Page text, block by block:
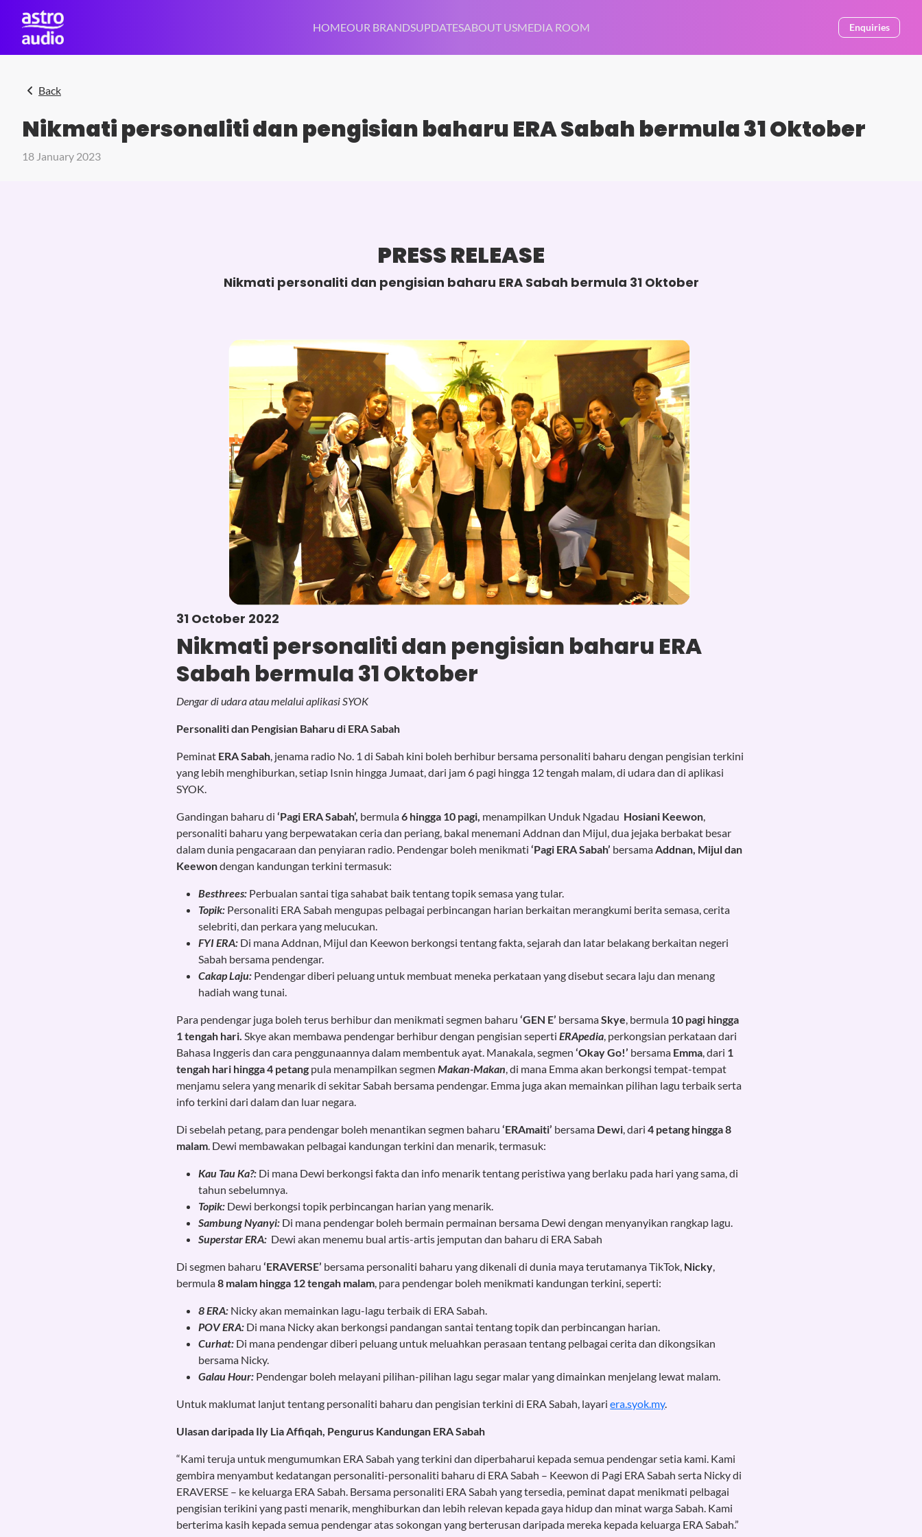
Skip to main content
HOMEOUR BRANDSUPDATESABOUT USMEDIA ROOM Enquiries
Back
Nikmati personaliti dan pengisian baharu ERA Sabah bermula 31 Oktober
18 January 2023
PRESS RELEASE
Nikmati personaliti dan pengisian baharu ERA Sabah bermula 31 Oktober
31 October 2022
Nikmati personaliti dan pengisian baharu ERA
Sabah bermula 31 Oktober
Dengar di udara atau melalui aplikasi SYOK
Personaliti dan Pengisian Baharu di ERA Sabah
Peminat ERA Sabah, jenama radio No. 1 di Sabah kini boleh berhibur bersama personaliti baharu dengan pengisian terkini
yang lebih menghiburkan, setiap Isnin hingga Jumaat, dari jam 6 pagi hingga 12 tengah malam, di udara dan di aplikasi
SYOK.
Gandingan baharu di‘Pagi ERA Sabah’, bermula6 hingga 10 pagi, menampilkan Unduk Ngadau Hosiani Keewon,
personaliti baharu yang berpewatakan ceria dan periang, bakal menemani Addnan dan Mijul, dua jejaka berbakat besar
dalam dunia pengacaraan dan penyiaran radio. Pendengar boleh menikmati‘Pagi ERA Sabah’ bersamaAddnan, Mijul dan
Keewondengan kandungan terkini termasuk:
Besthrees: Perbualan santai tiga sahabat baik tentang topik semasa yang tular.
Topik: Personaliti ERA Sabah mengupas pelbagai perbincangan harian berkaitan merangkumi berita semasa, cerita
selebriti, dan perkara yang melucukan.
FYI ERA: Di mana Addnan, Mijul dan Keewon berkongsi tentang fakta, sejarah dan latar belakang berkaitan negeri
Sabah bersama pendengar.
Cakap Laju: Pendengar diberi peluang untuk membuat meneka perkataan yang disebut secara laju dan menang
hadiah wang tunai.
Para pendengar juga boleh terus berhibur dan menikmati segmen baharu‘GEN E’ bersamaSkye, bermula 10 pagi hingga
1 tengah hari. Skye akan membawa pendengar berhibur dengan pengisian sepertiERApedia, perkongsian perkataan dari
Bahasa Inggeris dan cara penggunaannya dalam membentuk ayat. Manakala, segmen‘Okay Go!’ bersama Emma, dari 1
tengah hari hingga 4 petang pula menampilkan segmenMakan-Makan, di mana Emma akan berkongsi tempat-tempat
menjamu selera yang menarik di sekitar Sabah bersama pendengar. Emma juga akan memainkan pilihan lagu terbaik serta
info terkini dari dalam dan luar negara.
Di sebelah petang, para pendengar boleh menantikan segmen baharu‘ERAmaiti’ bersama Dewi, dari4 petang hingga 8
malam. Dewi membawakan pelbagai kandungan terkini dan menarik, termasuk:
Kau Tau Ka?: Di mana Dewi berkongsi fakta dan info menarik tentang peristiwa yang berlaku pada hari yang sama, di
tahun sebelumnya.
Topik: Dewi berkongsi topik perbincangan harian yang menarik.
Sambung Nyanyi: Di mana pendengar boleh bermain permainan bersama Dewi dengan menyanyikan rangkap lagu.
Superstar ERA: Dewi akan menemu bual artis-artis jemputan dan baharu di ERA Sabah
Di segmen baharu‘ERAVERSE’ bersama personaliti baharu yang dikenali di dunia maya terutamanya TikTok, Nicky,
bermula8 malam hingga 12 tengah malam, para pendengar boleh menikmati kandungan terkini, seperti:
8 ERA: Nicky akan memainkan lagu-lagu terbaik di ERA Sabah.
POV ERA: Di mana Nicky akan berkongsi pandangan santai tentang topik dan perbincangan harian.
Curhat: Di mana pendengar diberi peluang untuk meluahkan perasaan tentang pelbagai cerita dan dikongsikan
bersama Nicky.
Galau Hour: Pendengar boleh melayani pilihan-pilihan lagu segar malar yang dimainkan menjelang lewat malam.
Untuk maklumat lanjut tentang personaliti baharu dan pengisian terkini di ERA Sabah, layariera.syok.my.
Ulasan daripada Ily Lia Affiqah, Pengurus Kandungan ERA Sabah
“Kami teruja untuk mengumumkan ERA Sabah yang terkini dan diperbaharui kepada semua pendengar setia kami. Kami
gembira menyambut kedatangan personaliti-personaliti baharu di ERA Sabah – Keewon di Pagi ERA Sabah serta Nicky di
ERAVERSE – ke keluarga ERA Sabah. Bersama personaliti ERA Sabah yang tersedia, peminat dapat menikmati pelbagai
pengisian terikini yang pasti menarik, menghiburkan dan lebih relevan kepada gaya hidup dan minat warga Sabah. Kami
berterima kasih kepada semua pendengar atas sokongan yang berterusan daripada mereka kepada keluarga ERA Sabah.”